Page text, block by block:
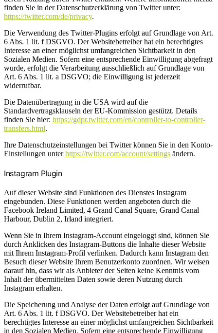
finden Sie in der Datenschutzerklärung von Twitter unter:
https://twitter.com/de/privacy.
Die Verwendung des Twitter-Plugins erfolgt auf Grundlage von Art.
6 Abs. 1 lit. f DSGVO. Der Websitebetreiber hat ein berechtigtes
Interesse an einer möglichst umfangreichen Sichtbarkeit in den
Sozialen Medien. Sofern eine entsprechende Einwilligung abgefragt
wurde, erfolgt die Verarbeitung ausschließlich auf Grundlage von
Art. 6 Abs. 1 lit. a DSGVO; die Einwilligung ist jederzeit
widerrufbar.
Die Datenübertragung in die USA wird auf die
Standardvertragsklauseln der EU-Kommission gestützt. Details
finden Sie hier: https://gdpr.twitter.com/en/controller-to-controller-
transfers.html.
Ihre Datenschutzeinstellungen bei Twitter können Sie in den Konto-
Einstellungen unterhttps://twitter.com/account/settings ändern.
Instagram Plugin
Auf dieser Website sind Funktionen des Dienstes Instagram
eingebunden. Diese Funktionen werden angeboten durch die
Facebook Ireland Limited, 4 Grand Canal Square, Grand Canal
Harbour, Dublin 2, Irland integriert.
Wenn Sie in Ihrem Instagram-Account eingeloggt sind, können Sie
durch Anklicken des Instagram-Buttons die Inhalte dieser Website
mit Ihrem Instagram-Profil verlinken. Dadurch kann Instagram den
Besuch dieser Website Ihrem Benutzerkonto zuordnen. Wir weisen
darauf hin, dass wir als Anbieter der Seiten keine Kenntnis vom
Inhalt der übermittelten Daten sowie deren Nutzung durch
Instagram erhalten.
Die Speicherung und Analyse der Daten erfolgt auf Grundlage von
Art. 6 Abs. 1 lit. f DSGVO. Der Websitebetreiber hat ein
berechtigtes Interesse an einer möglichst umfangreichen Sichtbarkeit
in den Sozialen Medien. Sofern eine entsprechende Einwilligung